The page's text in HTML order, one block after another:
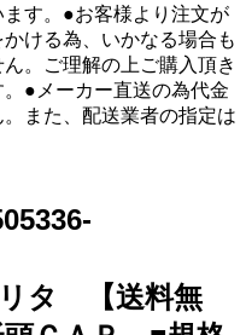
す。●お客様より注文が
ける為、いかなる場合も
。ご理解の上ご購入頂き
●メーカー直送の為代金
また、配送業者の指定は
タ 【送料無